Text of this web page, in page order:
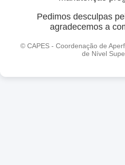
Pedimos desculpas
agradecemos a
© CAPES - Coordenação de
de Nível